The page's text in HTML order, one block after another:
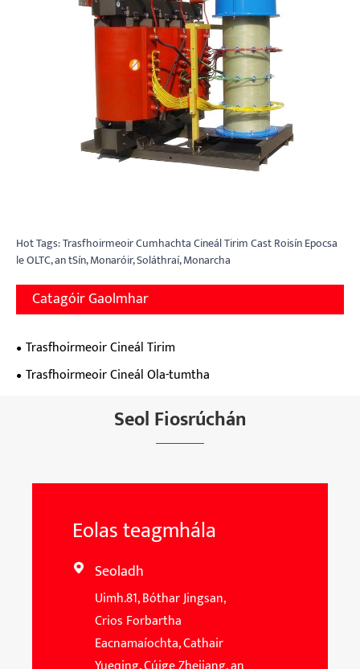
Hot Tags: Trasfhoirmeoir Cumhachta Cineál Tirim Cast Roisín Epocsa
le OLTC, an tSín, Monaróir, Soláthraí, Monarcha
Catagóir Gaolmhar
Trasfhoirmeoir Cineál Tirim
Trasfhoirmeoir Cineál Ola-tumtha
Seol Fiosrúchán
Eolas teagmhála
 Seoladh
Uimh.81, Bóthar Jingsan,
Crios Forbartha
Eacnamaíochta, Cathair